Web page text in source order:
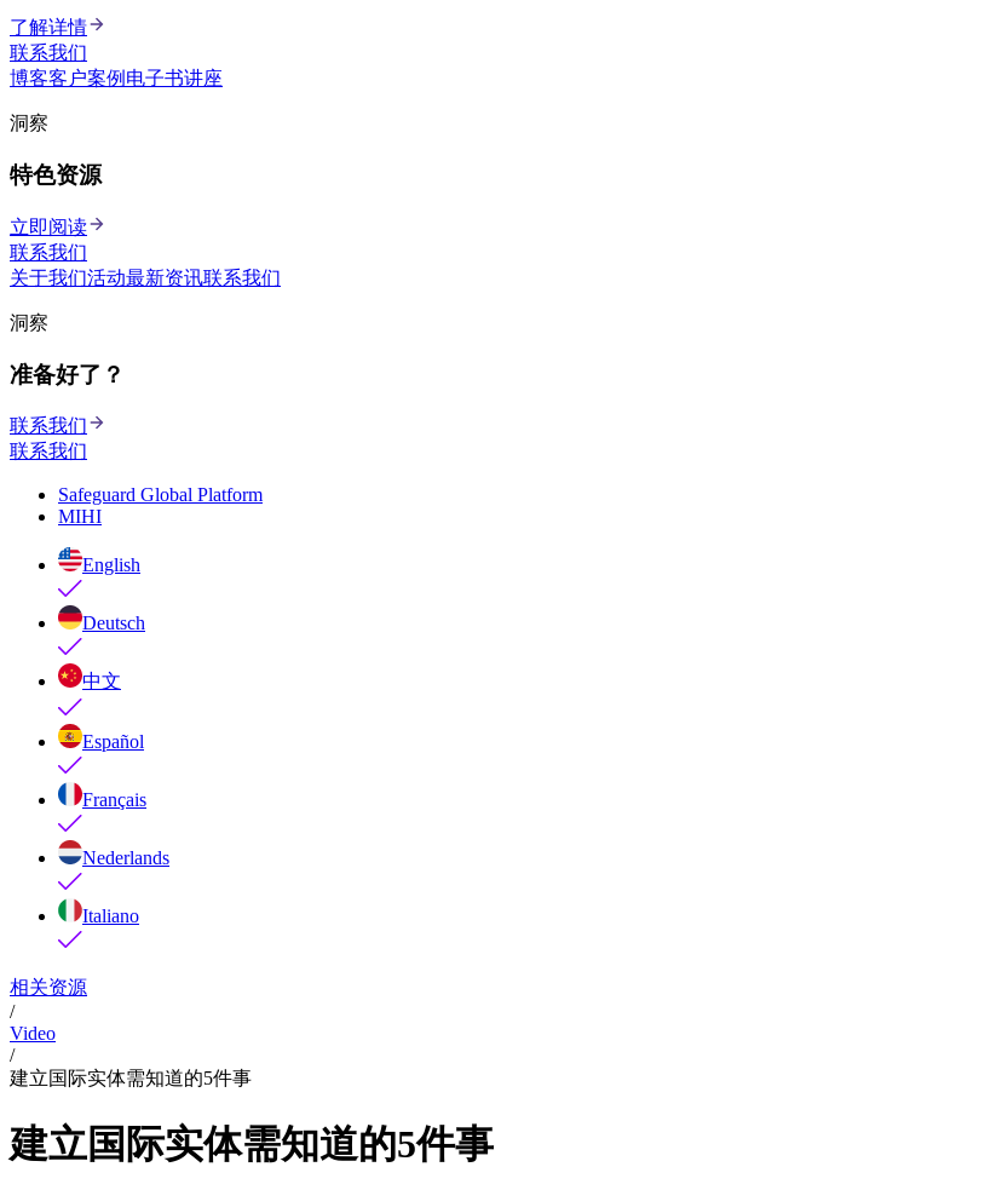
了解详情
联系我们
博客客户案例 电子书讲座
洞察
特色资源
立即阅读
联系我们
关于我们活动最新资讯联系我们
洞察
准备好了？
联系我们
联系我们
Safeguard Global Platform
MIHI
English
Deutsch
中文
Español
Français
Nederlands
Italiano
相关资源
/
Video
/
建立国际实体需知道的5件事
建立国际实体需知道的5件事